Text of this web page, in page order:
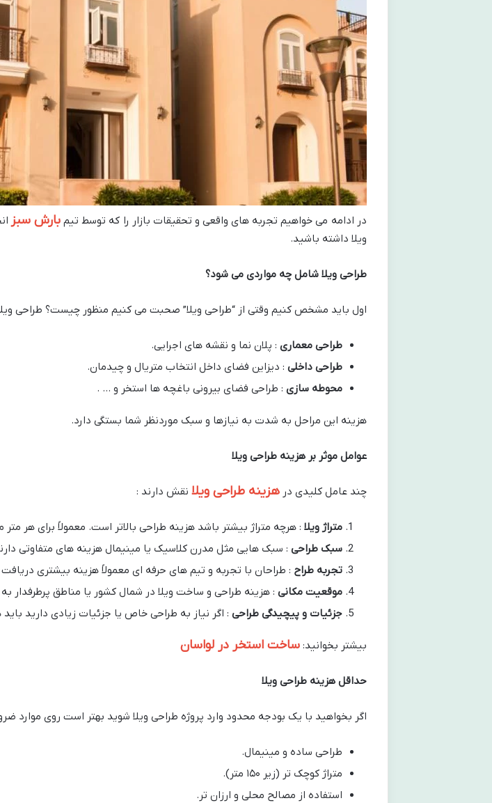
در ادامه می خواهیم تجربه های واقعی و تحقیقات بازار را که توسط تیم بارش سبز
ویلا داشته باشید.
طراحی ویلا شامل چه مواردی می شود؟
اول باید مشخص کنیم وقتی از “طراحی ویلا” صحبت می کنیم منظور چیست؟ طراحی
طراحی معماری : پلان نما و نقشه های اجرایی.
طراحی داخلی : دیزاین فضای داخل انتخاب متریال و چیدمان.
محوطه سازی : طراحی فضای بیرونی باغچه ها استخر و … .
هزینه این مراحل به شدت به نیازها و سبک موردنظر شما بستگی دارد.
عوامل موثر بر هزینه طراحی ویلا
چند عامل کلیدی درهزینه طراحی ویلا نقش دارند :
متراژ ویلا : هرچه متراژ بیشتر باشد هزینه طراحی بالاتر است. معمولاً برای هر
سبک طراحی : سبک هایی مثل مدرن کلاسیک یا مینیمال هزینه های متفاوتی
تجربه طراح : طراحان با تجربه و تیم های حرفه ای معمولاً هزینه بیشتری
موقعیت مکانی : هزینه طراحی و ساخت ویلا در شمال کشور یا مناطق پرطرفدار
جزئیات و پیچیدگی طراحی : اگر نیاز به طراحی خاص یا جزئیات زیادی دارید
بیشتر بخوانید:ساخت استخر در لواسان
حداقل هزینه طراحی ویلا
اگر بخواهید با یک بودجه محدود وارد پروژه طراحی ویلا شوید بهتر است روی موارد
طراحی ساده و مینیمال.
متراژ کوچک تر (زیر ۱۵۰ متر).
استفاده از مصالح محلی و ارزان تر.